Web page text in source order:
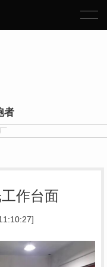
者
作台面